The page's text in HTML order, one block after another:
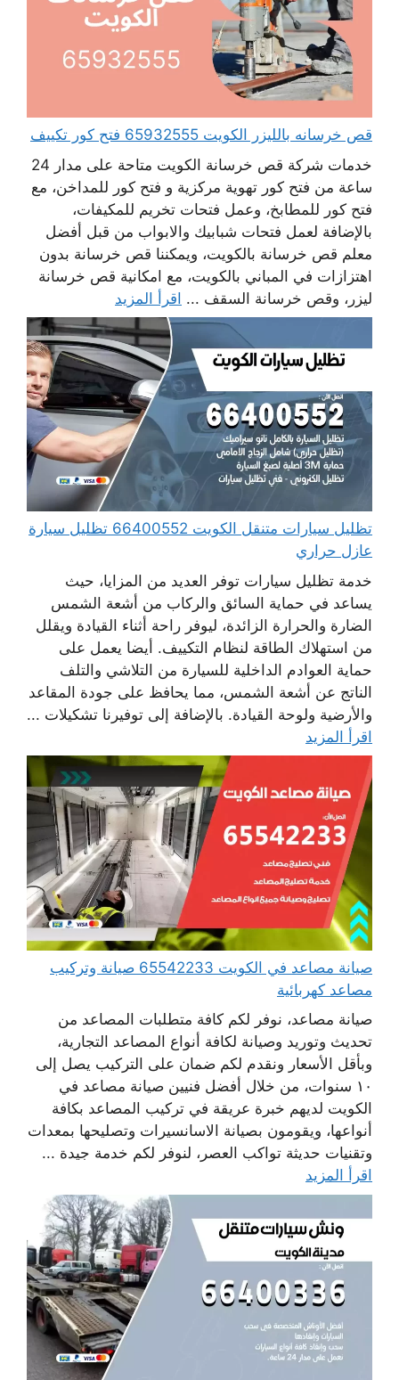
قص خرسانه بالليزر الكويت 65932555 فتح كور تكييف
خدمات شركة قص خرسانة الكويت متاحة على مدار 24
ساعة من فتح كور تهوية مركزية و فتح كور للمداخن، مع
فتح كور للمطابخ، وعمل فتحات تخريم للمكيفات،
بالإضافة لعمل فتحات شبابيك والابواب من قبل أفضل
معلم قص خرسانة بالكويت، ويمكننا قص خرسانة بدون
اهتزازات في المباني بالكويت، مع امكانية قص خرسانة
ليزر، وقص خرسانة السقف ... اقرأ المزيد
تظليل سيارات متنقل الكويت 66400552 تظليل سيارة
عازل حراري
خدمة تظليل سيارات توفر العديد من المزايا، حيث
يساعد في حماية السائق والركاب من أشعة الشمس
الضارة والحرارة الزائدة، ليوفر راحة أثناء القيادة ويقلل
من استهلاك الطاقة لنظام التكييف. أيضا يعمل على
حماية العوادم الداخلية للسيارة من التلاشي والتلف
الناتج عن أشعة الشمس، مما يحافظ على جودة المقاعد
والأرضية ولوحة القيادة. بالإضافة إلى توفيرنا تشكيلات ...
اقرأ المزيد
صيانة مصاعد في الكويت 65542233 صيانة وتركيب
مصاعد كهربائية
صيانة مصاعد، نوفر لكم كافة متطلبات المصاعد من
تحديث وتوريد وصيانة لكافة أنواع المصاعد التجارية،
وبأقل الأسعار ونقدم لكم ضمان على التركيب يصل إلى
١٠ سنوات، من خلال أفضل فنيين صيانة مصاعد في
الكويت لديهم خبرة عريقة في تركيب المصاعد بكافة
أنواعها، ويقومون بصيانة الاسانسيرات وتصليحها بمعدات
وتقنيات حديثة تواكب العصر، لنوفر لكم خدمة جيدة ...
اقرأ المزيد